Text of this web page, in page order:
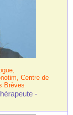
Centre de
Brèves
-